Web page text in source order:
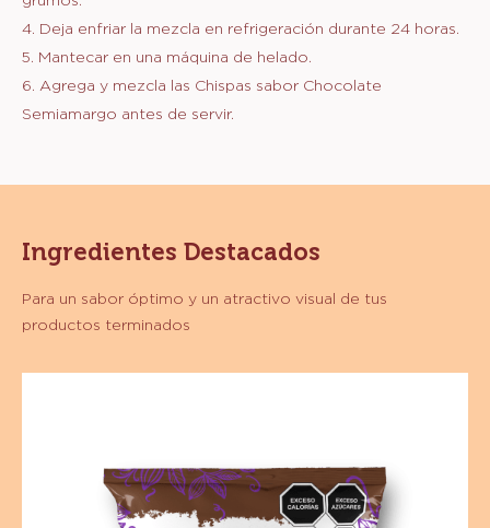
4. Deja enfriar la mezcla en refrigeración durante 24 horas.
5. Mantecar en una máquina de helado.
6. Agrega y mezcla las Chispas sabor Chocolate
Semiamargo antes de servir.
Ingredientes Destacados
Para un sabor óptimo y un atractivo visual de tus
productos terminados
Semiamargo